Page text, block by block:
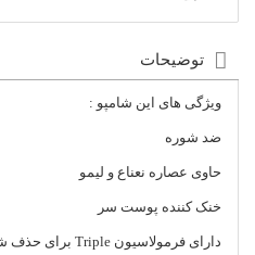
توضیحات
ویژگی های این شامپو :
ضد شوره
حاوی عصاره نعناع و لیمو
خنک کننده پوست سر
دارای فرمولاسیون Triple برای حذف شوره سر